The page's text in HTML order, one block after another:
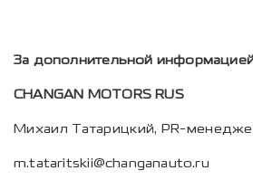
За дополнительной
CHANGAN MOTORS RUS
Михаил Татарицкий, PR-
m.tataritskii@changanauto.ru